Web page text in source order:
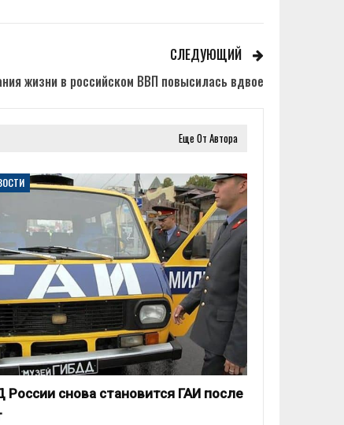
СЛЕДУЮЩИЙ
жизни в российском ВВП повысилась вдвое
Еще От Автора
снова становится ГАИ после